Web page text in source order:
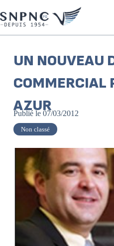
UN NOUVEAU
COMMERCIAL
AZUR
Publié le 07/03/2012
Non classé